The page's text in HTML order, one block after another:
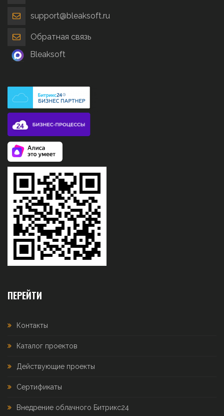
support@bleaksoft.ru
Обратная связь
Bleaksoft
ПЕРЕЙТИ
Контакты
Каталог проектов
Действующие проекты
Сертификаты
Внедрение облачного Битрикс24